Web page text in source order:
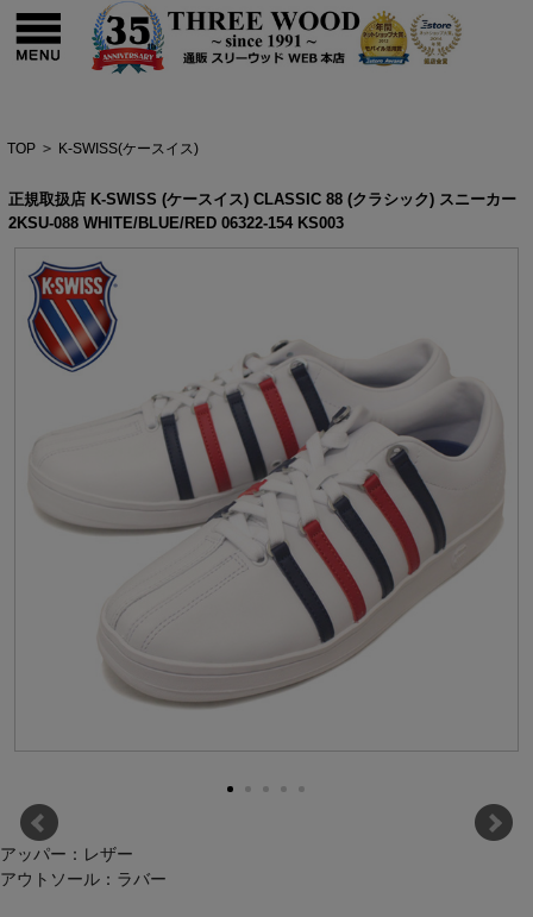
TOP > K-SWISS(ケースイス)
正規取扱店 K-SWISS (ケースイス) CLASSIC 88 (クラシック) スニーカー
2KSU-088 WHITE/BLUE/RED 06322-154 KS003
アッパー：レザー
アウトソール：ラバー